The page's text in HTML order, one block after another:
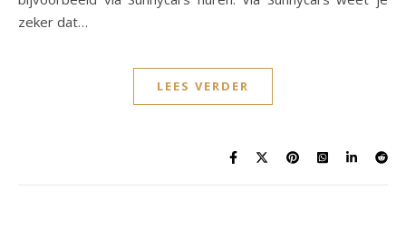
zeker dat…
LEES VERDER